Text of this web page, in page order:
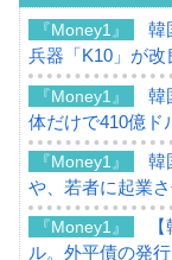
『Money1』
韓
兵器「K10」が改
『Money1』
韓
体だけで410億ド
『Money1』
韓
や、若者に起業
『Money1』
ル。外平債の発行